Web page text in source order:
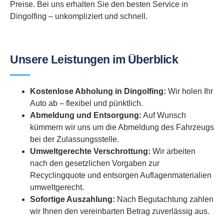
Preise. Bei uns erhalten Sie den besten Service in
Dingolfing – unkompliziert und schnell.
Unsere Leistungen im Überblick
Kostenlose Abholung in Dingolfing: Wir holen Ihr
Auto ab – flexibel und pünktlich.
Abmeldung und Entsorgung: Auf Wunsch
kümmern wir uns um die Abmeldung des Fahrzeugs
bei der Zulassungsstelle.
Umweltgerechte Verschrottung: Wir arbeiten
nach den gesetzlichen Vorgaben zur
Recyclingquote und entsorgen Auflagenmaterialien
umweltgerecht.
Sofortige Auszahlung: Nach Begutachtung zahlen
wir Ihnen den vereinbarten Betrag zuverlässig aus.